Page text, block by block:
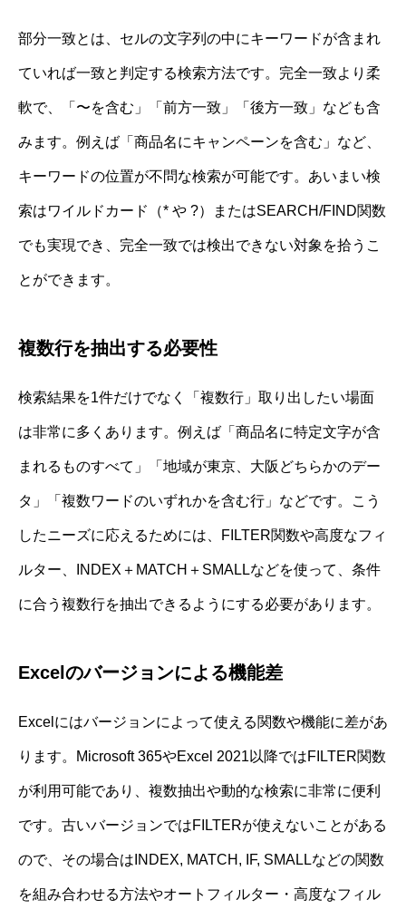
部分一致とは、セルの文字列の中にキーワードが含まれ
ていれば一致と判定する検索方法です。完全一致より柔
軟で、「〜を含む」「前方一致」「後方一致」なども含
みます。例えば「商品名にキャンペーンを含む」など、
キーワードの位置が不問な検索が可能です。あいまい検
索はワイルドカード（* や ?）またはSEARCH/FIND関数
でも実現でき、完全一致では検出できない対象を拾うこ
とができます。
複数行を抽出する必要性
検索結果を1件だけでなく「複数行」取り出したい場面
は非常に多くあります。例えば「商品名に特定文字が含
まれるものすべて」「地域が東京、大阪どちらかのデー
タ」「複数ワードのいずれかを含む行」などです。こう
したニーズに応えるためには、FILTER関数や高度なフィ
ルター、INDEX＋MATCH＋SMALLなどを使って、条件
に合う複数行を抽出できるようにする必要があります。
Excelのバージョンによる機能差
Excelにはバージョンによって使える関数や機能に差があ
ります。Microsoft 365やExcel 2021以降ではFILTER関数
が利用可能であり、複数抽出や動的な検索に非常に便利
です。古いバージョンではFILTERが使えないことがある
ので、その場合はINDEX, MATCH, IF, SMALLなどの関数
を組み合わせる方法やオートフィルター・高度なフィル